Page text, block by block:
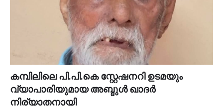
കമ്പിലിലെ പി.പി.കെ സ്റ്റേഷനറി ഉടമയും
വ്യാപാരിയുമായ അബ്ദുൾ ഖാദർ
നിര്യാതനായി